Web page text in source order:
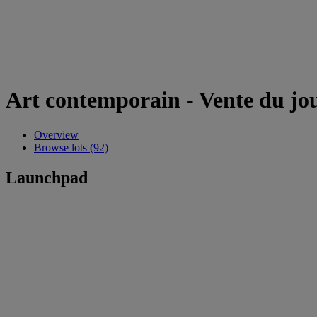
Art contemporain - Vente du
Overview
Browse lots (92)
Launchpad